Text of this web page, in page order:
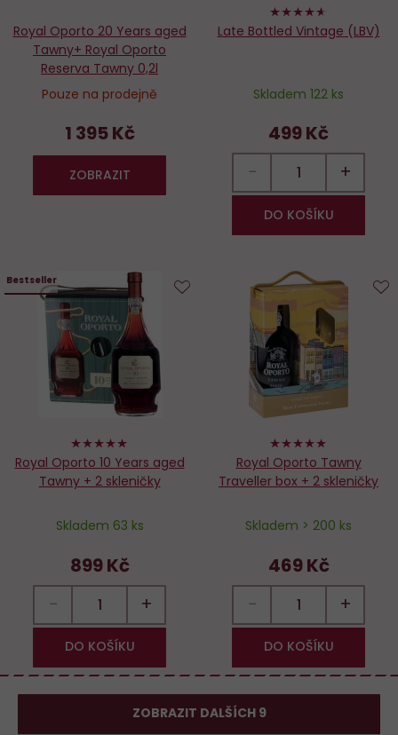
Royal Oporto 20 Years aged
Tawny+ Royal Oporto
Reserva Tawny 0,2l
Pouze na prodejně
1 395 Kč
ZOBRAZIT
92%
Late Bottled Vintage (LBV)
Skladem 122 ks
499 Kč
− +
DO KOŠÍKU
Bestseller
98%
Royal Oporto 10 Years aged
Tawny + 2 skleničky
Skladem 63 ks
899 Kč
− +
DO KOŠÍKU
oblíbených
100%
Royal Oporto Tawny
Traveller box + 2 skleničky
Skladem > 200 ks
469 Kč
− +
DO KOŠÍKU
ZOBRAZIT DALŠÍCH 9